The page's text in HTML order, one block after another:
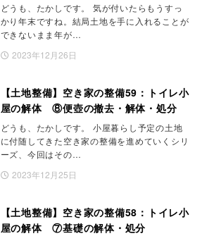
どうも、たかしです。 気が付いたらもうすっ
かり年末ですね。結局土地を手に入れることが
できないまま年が…
2023年12月26日
【土地整備】空き家の整備59：トイレ小
屋の解体 ⑧便壺の撤去・解体・処分
どうも、たかしです。 小屋暮らし予定の土地
に付随してきた空き家の整備を進めていくシリ
ーズ、今回はその…
2023年12月25日
【土地整備】空き家の整備58：トイレ小
屋の解体 ⑦基礎の解体・処分